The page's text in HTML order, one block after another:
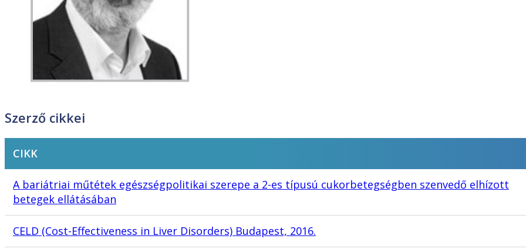
Szerző cikkei
CIKK
A bariátriai műtétek egészségpolitikai szerepe a 2-es típusú cukorbetegségben szenvedő elhízott
betegek ellátásában
CELD (Cost-Effectiveness in Liver Disorders) Budapest, 2016.